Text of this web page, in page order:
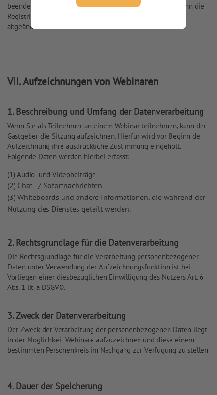
beendet wird. Daten von Gastgebern werden gelöscht, wenn die
Registrierung auf unserer Internetseite aufgehoben oder
abgeändert wird.
VII. Aufzeichnungen von Webinaren
1. Beschreibung und Umfang der Datenverarbeitung
Wenn Sie als Teilnehmer an einem Webinar teilnehmen, kann der
Gastgeber die Sitzung aufzeichnen. Hierfür wird vor Beginn der
Aufzeichnung ihre ausdrückliche Zustimmung eingeholt.
Folgende Daten werden hierbei erfasst:
(1) Audio- und Videobeiträge
(2) Chat - / Sofortnachrichten
(3) Whiteboards und andere Informationen, die während der
Nutzung des Dienstes geteilt werden.
2. Rechtsgrundlage für die Datenverarbeitung
Die Rechtsgrundlage für die Verarbeitung personenbezogener
Daten unter Verwendung der Aufzeichnungsfunktion ist bei
Vorliegen einer diesbezüglichen Einwilligung des Nutzers Art. 6
Abs. 1 lit. a DSGVO.
3. Zweck der Datenverarbeitung
Der Zweck der Verarbeitung der personenbezogenen Daten liegt
in der Möglichkeit Webinare aufzuzeichnen und diese einem
bestimmten Personenkreis im Nachgang zur Verfügung zu stellen
4. Dauer der Speicherung